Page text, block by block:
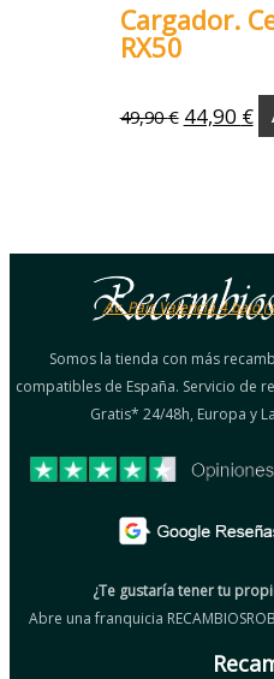
Cargador.
RX50
49,90€ 44,90 €
Av. País Valencià 4 bajo
Somos la tienda con más
compatibles de España. Servicio de
Gratis* 24/48h, Europa y
¿Te gustaría tener tu
Abre una franquicia